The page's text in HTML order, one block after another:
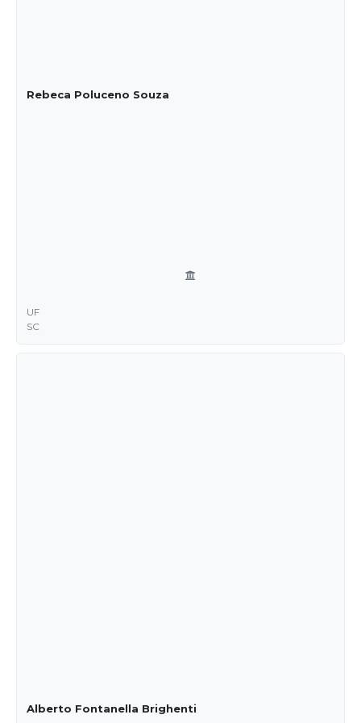
Rebeca Poluceno Souza
UF
SC
Alberto Fontanella Brighenti